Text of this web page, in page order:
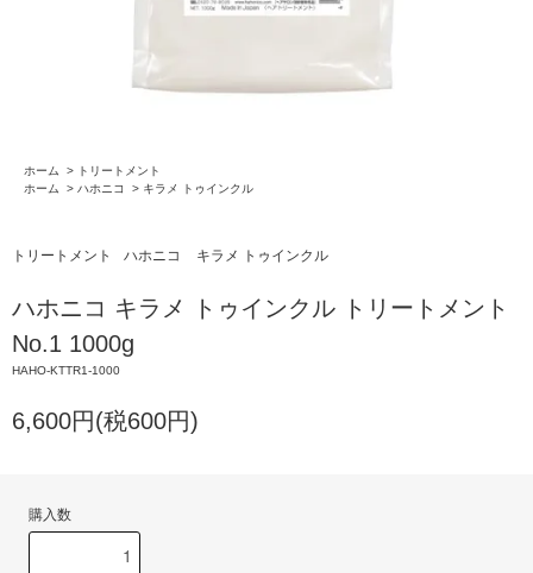
ホーム > トリートメント
ホーム
> ハホニコ > キラメ トゥインクル
トリートメント ハホニコ キラメ トゥインクル
ハホニコ キラメ トゥインクル トリートメント
No.1 1000g
HAHO-KTTR1-1000
6,600円(税600円)
購入数